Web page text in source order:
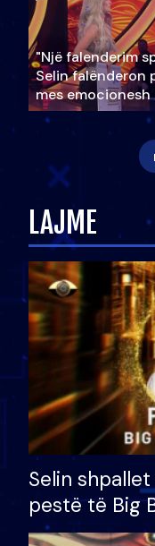
"Një falenderim
Selin falënderon
mes
LAJME
Selin
pestë të Big
çmimin e